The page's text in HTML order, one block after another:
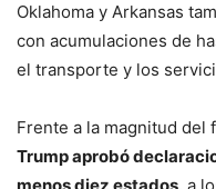
Oklahoma y Arkansas
con acumulaciones de
el transporte y los
Frente a la magnitud del
Trump aprobó